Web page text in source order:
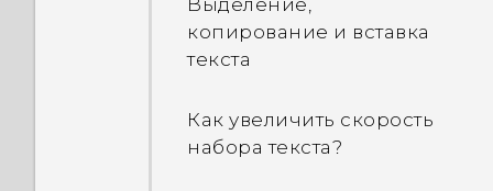
меньше общей емкости.
Почему?
Какова разница между
использованием карты
Выделение,
копирование и вставка
текста
Как увеличить скорость
набора текста?